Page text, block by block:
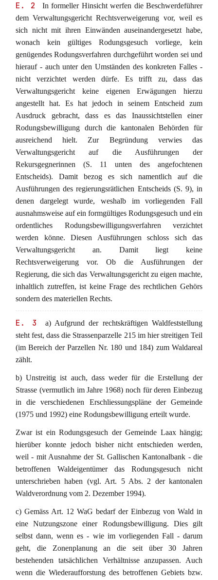
E. 2
In formeller Hinsicht werfen die Beschwerdeführer
dem Verwaltungsgericht Rechtsverweigerung vor, weil es
sich nicht mit ihren Einwänden auseinandergesetzt habe,
wonach kein gültiges Rodungsgesuch vorliege, kein
genügendes Rodungsverfahren durchgeführt worden sei und
hierauf - auch unter den Umständen des konkreten Falles -
nicht verzichtet werden dürfe. Es trifft zu, dass das
Verwaltungsgericht keine eigenen Erwägungen hierzu
angestellt hat. Es hat jedoch in seinem Entscheid zum
Ausdruck gebracht, dass es das Inaussichtstellen einer
Rodungsbewilligung durch die kantonalen Behörden für
ausreichend hielt. Zur Begründung verwies das
Verwaltungsgericht auf die Ausführungen der
Rekursgegnerinnen (S. 11 unten des angefochtenen
Entscheids). Damit bezog es sich namentlich auf die
Ausführungen des regierungsrätlichen Entscheids (S. 9), in
denen dargelegt wurde, weshalb im vorliegenden Fall
ausnahmsweise auf ein formgültiges Rodungsgesuch und ein
ordentliches Rodungsbewilligungsverfahren verzichtet
werden könne. Diesen Ausführungen schloss sich das
Verwaltungsgericht an. Damit liegt keine
Rechtsverweigerung vor. Ob die Ausführungen der
Regierung, die sich das Verwaltungsgericht zu eigen machte,
inhaltlich zutreffen, ist keine Frage des rechtlichen Gehörs
sondern des materiellen Rechts.
E. 3
a) Aufgrund der rechtskräftigen Waldfeststellung
steht fest, dass die Strassenparzelle 215 im hier streitigen Teil
(im Bereich der Parzellen Nr. 180 und 184) zum Waldareal
zählt.
b) Unstreitig ist auch, dass weder für die Erstellung der
Strasse (vermutlich im Jahre 1968) noch für deren Einbezug
in die verschiedenen Erschliessungspläne der Gemeinde
(1975 und 1992) eine Rodungsbewilligung erteilt wurde.
Zwar ist ein Rodungsgesuch der Gemeinde Laax hängig;
hierüber konnte jedoch bisher nicht entschieden werden,
weil - mit Ausnahme der St. Gallischen Kantonalbank - die
betroffenen Waldeigentümer das Rodungsgesuch nicht
unterschrieben haben (vgl. Art. 5 Abs. 2 der kantonalen
Waldverordnung vom 2. Dezember 1994).
c) Gemäss Art. 12 WaG bedarf der Einbezug von Wald in
eine Nutzungszone einer Rodungsbewilligung. Dies gilt
selbst dann, wenn es - wie im vorliegenden Fall - darum
geht, die Zonenplanung an die seit über 30 Jahren
bestehenden tatsächlichen Verhältnisse anzupassen. Auch
wenn die Wiederaufforstung des betroffenen Gebiets bzw.